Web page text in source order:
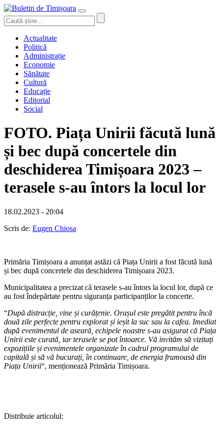
Actualitate
Politică
Administrație
Economie
Sănătate
Cultură
Educație
Editorial
Social
FOTO. Piața Unirii făcută lună
și bec după concertele din
deschiderea Timișoara 2023 –
terasele s-au întors la locul lor
18.02.2023 - 20:04
Scris de: Eugen Chiosa
Primăria Timișoara a anunțat astăzi că Piața Unirii a fost făcută lună
și bec după concertele din deschiderea Timișoara 2023.
Municipalitatea a precizat că terasele s-au întors la locul lor, după ce
au fost îndepărtate pentru siguranța participanților la concerte.
“După distracție, vine și curățenie. Orașul este pregătit pentru încă
două zile perfecte pentru explorat și ieșit la suc sau la cafea. Imediat
după evenimentul de aseară, echipele noastre s-au asigurat că Piața
Unirii este curată, iar terasele se pot întoarce. Vă invităm să vizitați
expozițiile și evenimentele organizate în cadrul programului de
capitală și să vă bucurați, în continuare, de energia frumoasă din
Piața Unirii“, menționează Primăria Timișoara.
Distribuie articolul: